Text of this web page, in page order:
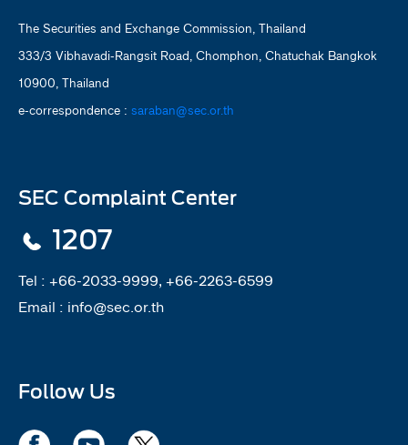
The Securities and Exchange Commission, Thailand
333/3 Vibhavadi-Rangsit Road, Chomphon, Chatuchak Bangkok
10900, Thailand
e-correspondence : saraban@sec.or.th
SEC Complaint Center
1207
Tel : +66-2033-9999, +66-2263-6599
Email : info@sec.or.th
Follow Us